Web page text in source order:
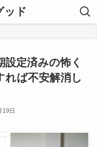
ッド
定済みの怖く
れば不安解消し
19日